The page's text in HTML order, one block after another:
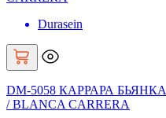
Durasein
DM-5058 КАРРАРА БЬЯНКА
/ BLANCA CARRERA